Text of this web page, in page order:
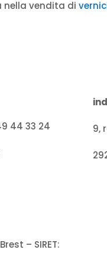
nella vendita di
44 33 24 9,
– SIRET: